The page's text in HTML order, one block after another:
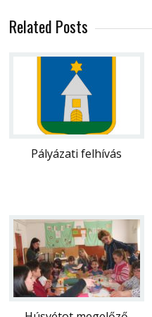
Related Posts
Pályázati felhívás